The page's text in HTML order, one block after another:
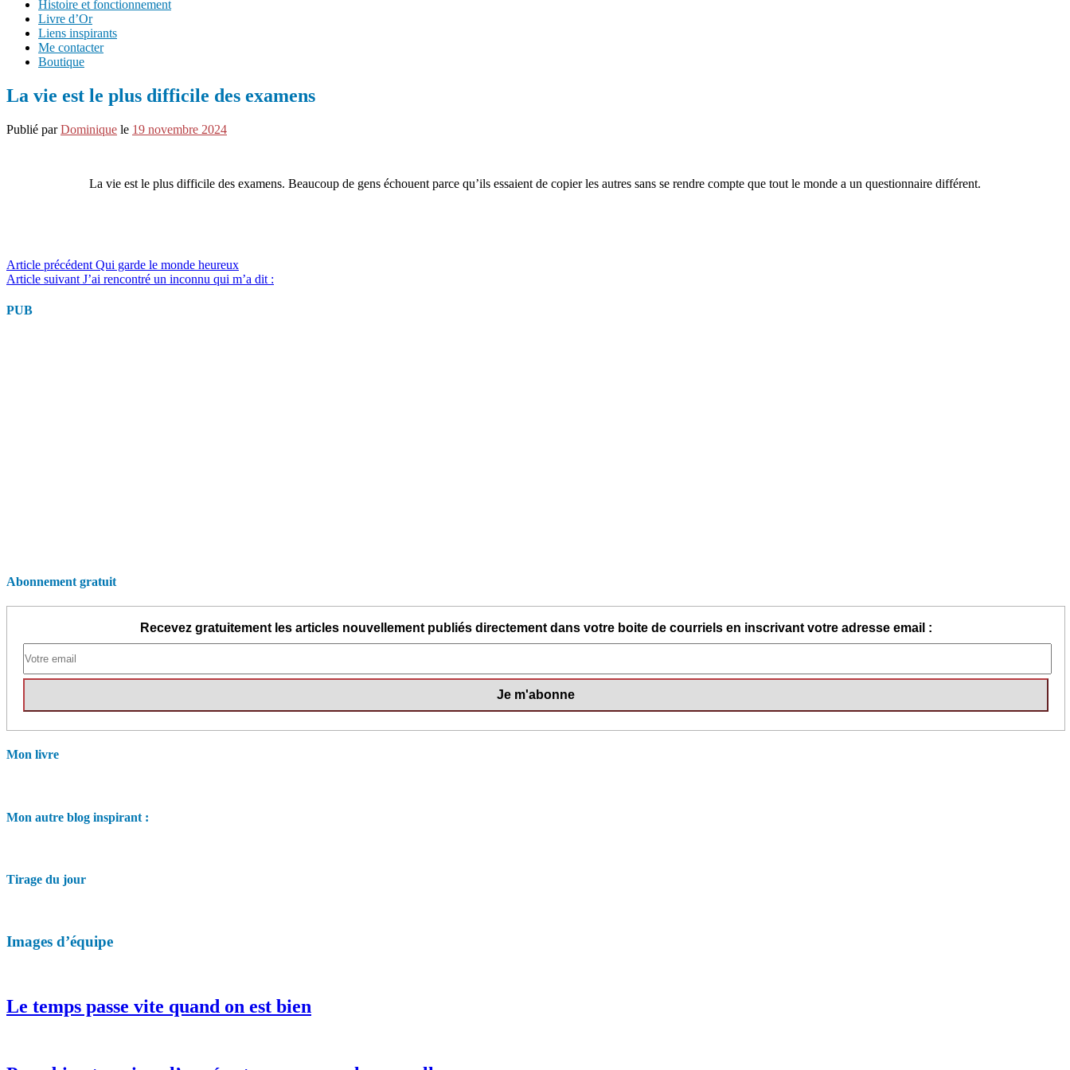
Histoire et fonctionnement
Livre d’Or
Liens inspirants
Me contacter
Boutique
La vie est le plus difficile des examens
Publié parDominique le 19 novembre 2024
La vie est le plus difficile des examens. Beaucoup de gens échouent parce qu’ils essaient de copier les autres sans se rendre compte que tout le monde a un questionnaire différent.
Lire
la
suite
Article précédent Qui garde le monde heureux
Article suivant J’ai rencontré un inconnu qui m’a dit :
PUB
Abonnement gratuit
Recevez gratuitement les articles nouvellement publiés directement dans votre boite de courriels en inscrivant votre adresse email :
Mon livre
Mon autre blog inspirant :
Tirage du jour
Images d’équipe
Le temps passe vite quand on est bien